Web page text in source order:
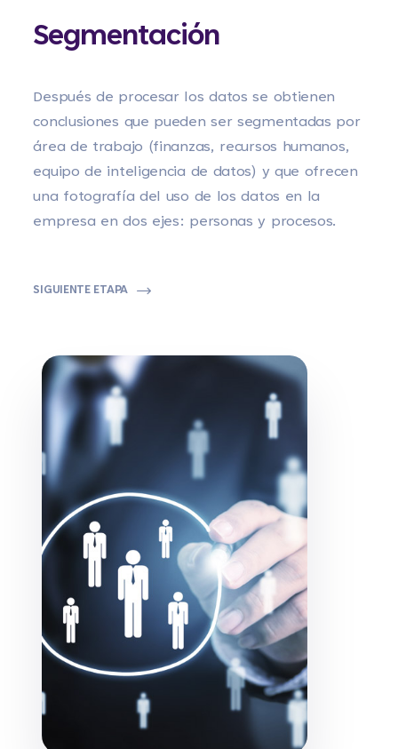
Segmentación
Después de procesar los datos se obtienen
conclusiones que pueden ser segmentadas por
área de trabajo (finanzas, recursos humanos,
equipo de inteligencia de datos) y que ofrecen
una fotografía del uso de los datos en la
empresa en dos ejes: personas y procesos.
SIGUIENTE ETAPA